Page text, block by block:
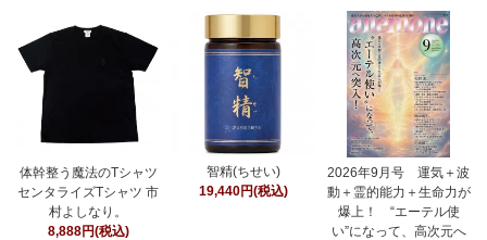
体幹整う魔法のTシャツ
センタライズTシャツ 市
村よしなり。
8,888円(税込)
智精(ちせい)
19,440円(税込)
2026年9月号 運気＋波
動＋霊的能力＋生命力が
爆上！ “エーテル使
い”になって、高次元へ